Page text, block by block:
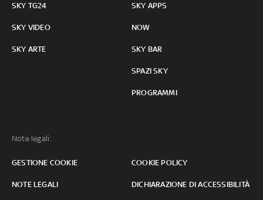
SKY TG24
SKY VIDEO
SKY ARTE
SKY APPS
NOW
SKY BAR
SPAZI SKY
PROGRAMMI
Note legali:
GESTIONE COOKIE COOKIE POLICY
NOTE LEGALI DICHIARAZIONE DI ACCESSIBILITÀ